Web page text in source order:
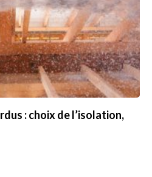
: choix de l’isolation,